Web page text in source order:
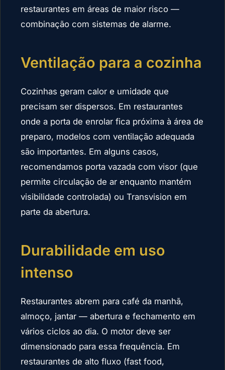
restaurantes em áreas de maior risco —
combinação com sistemas de alarme.
Ventilação para a cozinha
Cozinhas geram calor e umidade que
precisam ser dispersos. Em restaurantes
onde a porta de enrolar fica próxima à área de
preparo, modelos com ventilação adequada
são importantes. Em alguns casos,
recomendamos porta vazada com visor (que
permite circulação de ar enquanto mantém
visibilidade controlada) ou Transvision em
parte da abertura.
Durabilidade em uso
intenso
Restaurantes abrem para café da manhã,
almoço, jantar — abertura e fechamento em
vários ciclos ao dia. O motor deve ser
dimensionado para essa frequência. Em
restaurantes de alto fluxo (fast food,